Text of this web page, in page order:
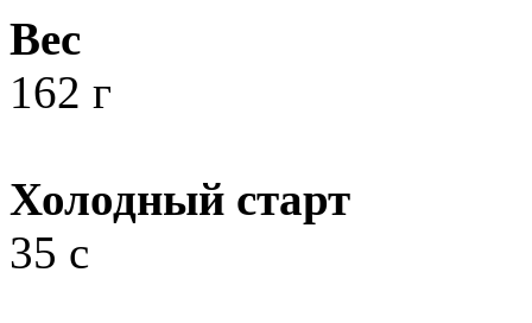
Вес
162 г
Холодный старт
35 с